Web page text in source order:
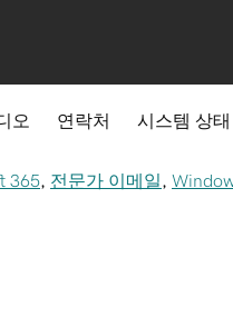
오 연락처 시스템 상태
365 전문가 이메일